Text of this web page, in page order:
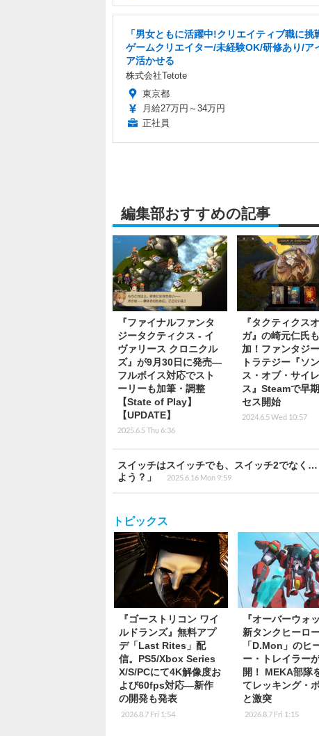
「男女ともに活躍中!クリエイティブ職に挑
ゲームクリエイター/未経験OK/研修あり/ア
ア活かせる
株式会社Tetote
東京都
月給27万円～34万円
正社員
編集部おすすめの記事
『ファイナルファンタ
ジータクティクス - イ
ヴァリース クロニクル
ズ』が9月30日に発売―
フルボイス対応でスト
ーリーも加筆・調整
【State of Play】
【UPDATE】
2025.6.5 Thu 6:36
『タクティクス
ガ』の崎元仁氏
加！ファンタジ
トラテジー『ソ
ス・オブ・サイ
ス』Steamで早
セス開始
2024.6.5 Wed 10:57
スイッチはスイッチでも、スイッチ2でなく
よう？」
2025.6.16 Mon 9:59
トピックス
『ゴーストリコン ワイ
ルドランズ』無料アプ
デ「Last Rites」配
信。PS5/Xbox Series
X/S/PCにて4K解像度お
よび60fps対応―新作
の開発も発表
2026.8.7 Fri 1:54
『オーバーウォ
新タンクヒーロ
「D.Mon」のヒ
ー・トレイラー
開！ MEKA部隊
てレッキング・
と激突
2026.8.7 Fri 1:15